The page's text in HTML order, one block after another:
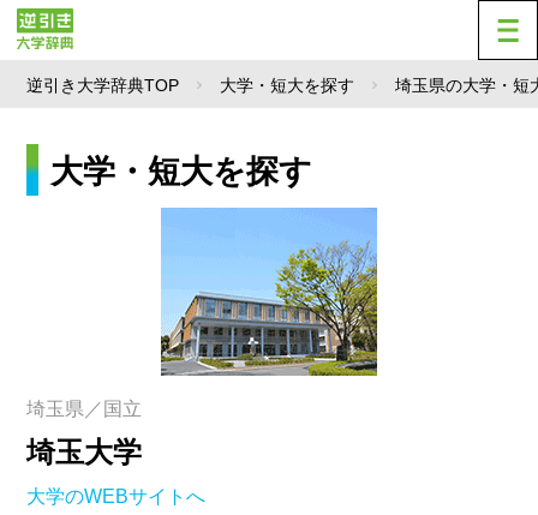
逆引き大学辞典TOP 大学・短大を探す 埼玉県の大学・短
大学・短大を探す
埼玉県／国立
埼玉大学
大学のWEBサイトへ